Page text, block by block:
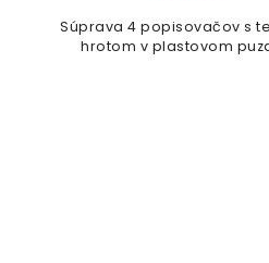
Súprava 4 popisovačov s
hrotom v plastovom